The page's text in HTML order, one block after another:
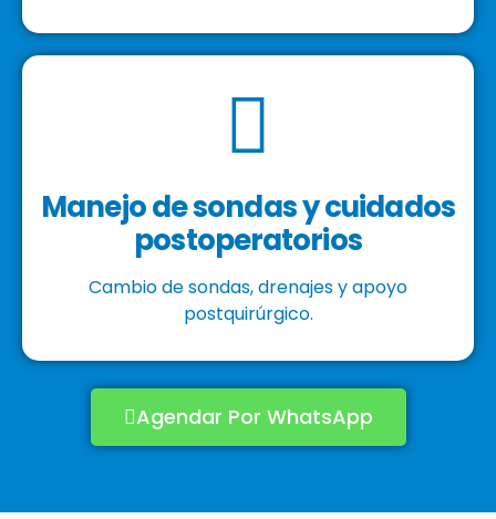
Manejo de sondas y cuidados
postoperatorios
Cambio de sondas, drenajes y apoyo
postquirúrgico.
Agendar Por WhatsApp